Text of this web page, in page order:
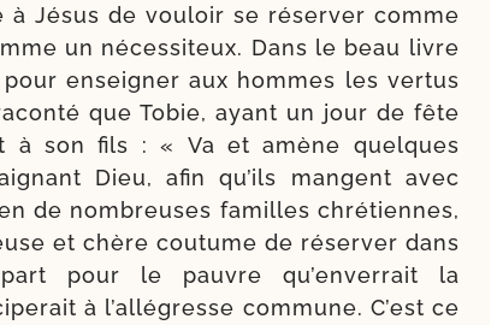
à Jésus de vou­loir se réser­ver comme
un néces­si­teux. Dans le beau livre
ensei­gner aux hommes les ver­tus
que Tobie, ayant un jour de fête
à son fils : « Va et amène quelques
Dieu, afin qu’ils mangent avec
de nom­breuses familles chré­tiennes,
et chère cou­tume de réser­ver dans
pour le pauvre qu’en­ver­rait la
à l’al­lé­gresse com­mune. C’est ce